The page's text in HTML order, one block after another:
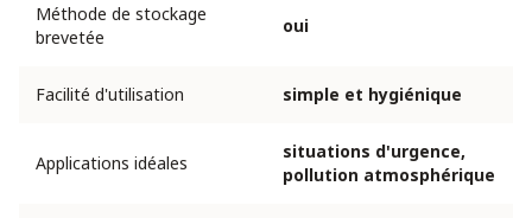
Méthode de stockage
brevetée
oui
Facilité d'utilisation simple et hygiénique
Applications idéales
situations d'urgence,
pollution atmosphérique